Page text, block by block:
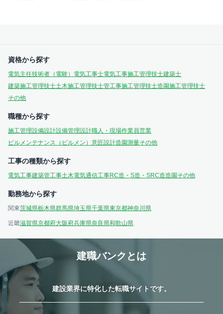
資格から探す
電気主任技術者（電験） 電気工事士電気工事施工管理技士建築士
建築施工管理技士土木施工管理技士管工事施工管理技士造園施工管理技士
その他
職種から探す
施工管理設備設計設備管理設計職人・現場作業員営業
ビルメンテナンス（ビルメン） 意匠設計造園測量その他
工事の種類から探す
電気工事建築管工事土木電気通信工事RC造・S造・SRC造造園 その他
勤務地から探す
関東茨城県栃木県群馬県埼玉県千葉県東京都神奈川県
近畿滋賀県京都府大阪府兵庫県奈良県和歌山県
建職バンクとは
建設業界に特化した転職サイトです。